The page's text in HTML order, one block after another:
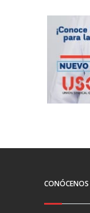
CONÓCENOS